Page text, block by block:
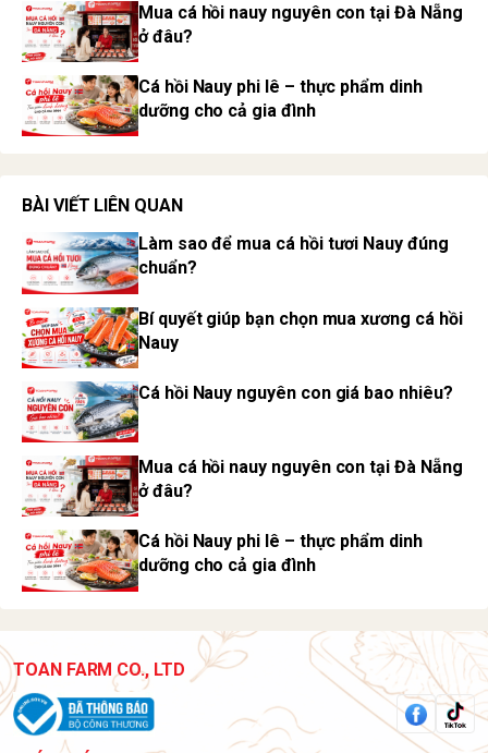
Mua cá hồi nauy nguyên con tại Đà Nẵng
ở đâu?
Cá hồi Nauy phi lê – thực phẩm dinh
dưỡng cho cả gia đình
BÀI VIẾT LIÊN QUAN
Làm sao để mua cá hồi tươi Nauy đúng
chuẩn?
Bí quyết giúp bạn chọn mua xương cá hồi
Nauy
Cá hồi Nauy nguyên con giá bao nhiêu?
Mua cá hồi nauy nguyên con tại Đà Nẵng
ở đâu?
Cá hồi Nauy phi lê – thực phẩm dinh
dưỡng cho cả gia đình
TOAN FARM CO., LTD